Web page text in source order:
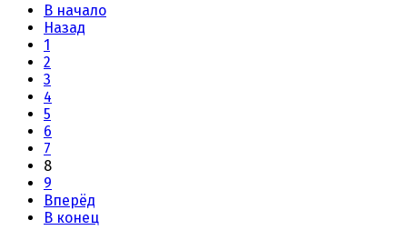
В начало
Назад
1
2
3
4
5
6
7
8
9
Вперёд
В конец